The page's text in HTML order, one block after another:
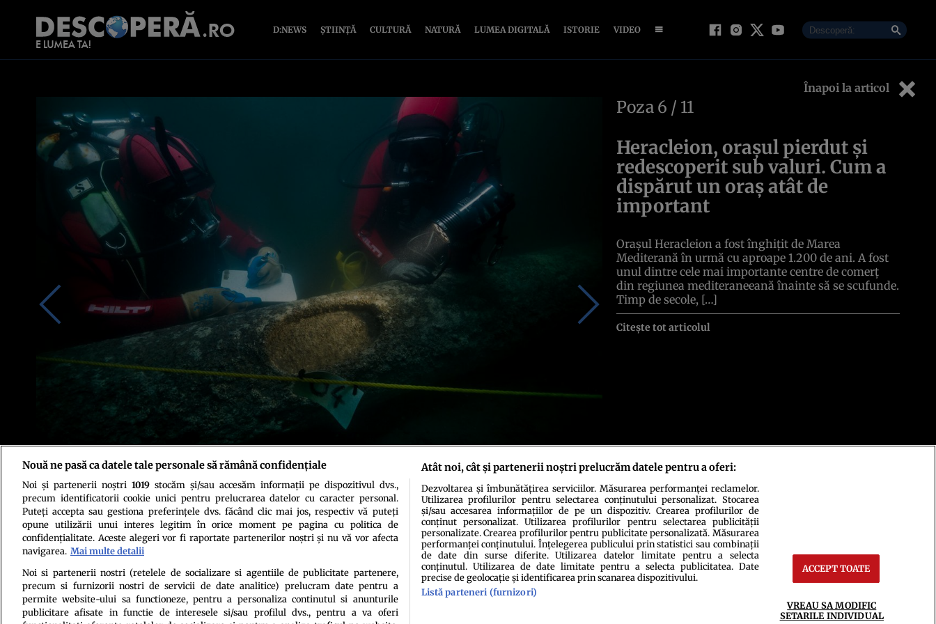
D:NEWS ȘTIINȚĂ CULTURĂ NATURĂ LUMEA DIGITALĂ ISTORIE VIDEO
Înapoi la articol
Sursa foto: Christoph Gerigk / Hilti Foundation
Poza 6 / 11
Heracleion, orașul pierdut și
redescoperit sub valuri. Cum a
dispărut un oraș atât de
important
Orașul Heracleion a fost înghițit de Marea
Mediterană în urmă cu aproape 1.200 de ani. A fost
unul dintre cele mai importante centre de comerț
din regiunea mediteraneeană înainte să se scufunde.
Timp de secole, […]
Citește tot articolul
Politica de confidenţialitatePolitica de cookiesTermeni şi condiţiiEchipa redacțională
Nouă ne pasă ca datele tale personale să rămână confidențiale
Noi și partenerii noștri 1019stocăm și/sau accesăm informații pe dispozitivul dvs.,
precum identificatorii cookie unici pentru prelucrarea datelor cu caracter personal.
Puteți accepta sau gestiona preferințele dvs. făcând clic mai jos, respectiv vă puteți
opune utilizării unui interes legitim în orice moment pe pagina cu politica de
confidențialitate. Aceste alegeri vor fi raportate partenerilor noștri și nu vă vor afecta
navigarea. Mai multe detalii
Noi si partenerii nostri (retelele de socializare si agentiile de publicitate partenere,
precum si furnizorii nostri de servicii de date analitice) prelucram date pentru a
permite website-ului sa functioneze, pentru a personaliza continutul si anunturile
publicitare afisate in functie de interesele si/sau profilul dvs., pentru a va oferi
Atât noi, cât și partenerii noștri prelucrăm datele pentru a oferi:
Dezvoltarea și îmbunătățirea serviciilor. Măsurarea performanței reclamelor.
Utilizarea profilurilor pentru selectarea conținutului personalizat. Stocarea
și/sau accesarea informațiilor de pe un dispozitiv. Crearea profilurilor de
conținut personalizat. Utilizarea profilurilor pentru selectarea publicității
personalizate. Crearea profilurilor pentru publicitate personalizată. Măsurarea
performanței conținutului. Înțelegerea publicului prin statistici sau combinații
de date din surse diferite. Utilizarea datelor limitate pentru a selecta
conținutul. Utilizarea de date limitate pentru a selecta publicitatea. Date
precise de geolocație și identificarea prin scanarea dispozitivului.
Listă parteneri (furnizori)
ACCEPT TOATE
VREAU SA MODIFIC
SETARILE INDIVIDUAL